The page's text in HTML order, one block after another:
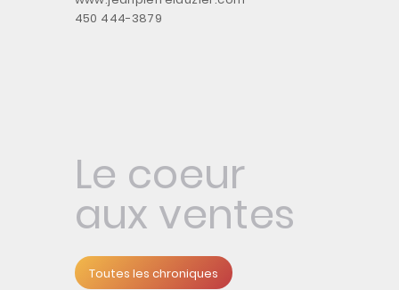
450 444-3879
Le coeur
aux ventes
Toutes les chroniques